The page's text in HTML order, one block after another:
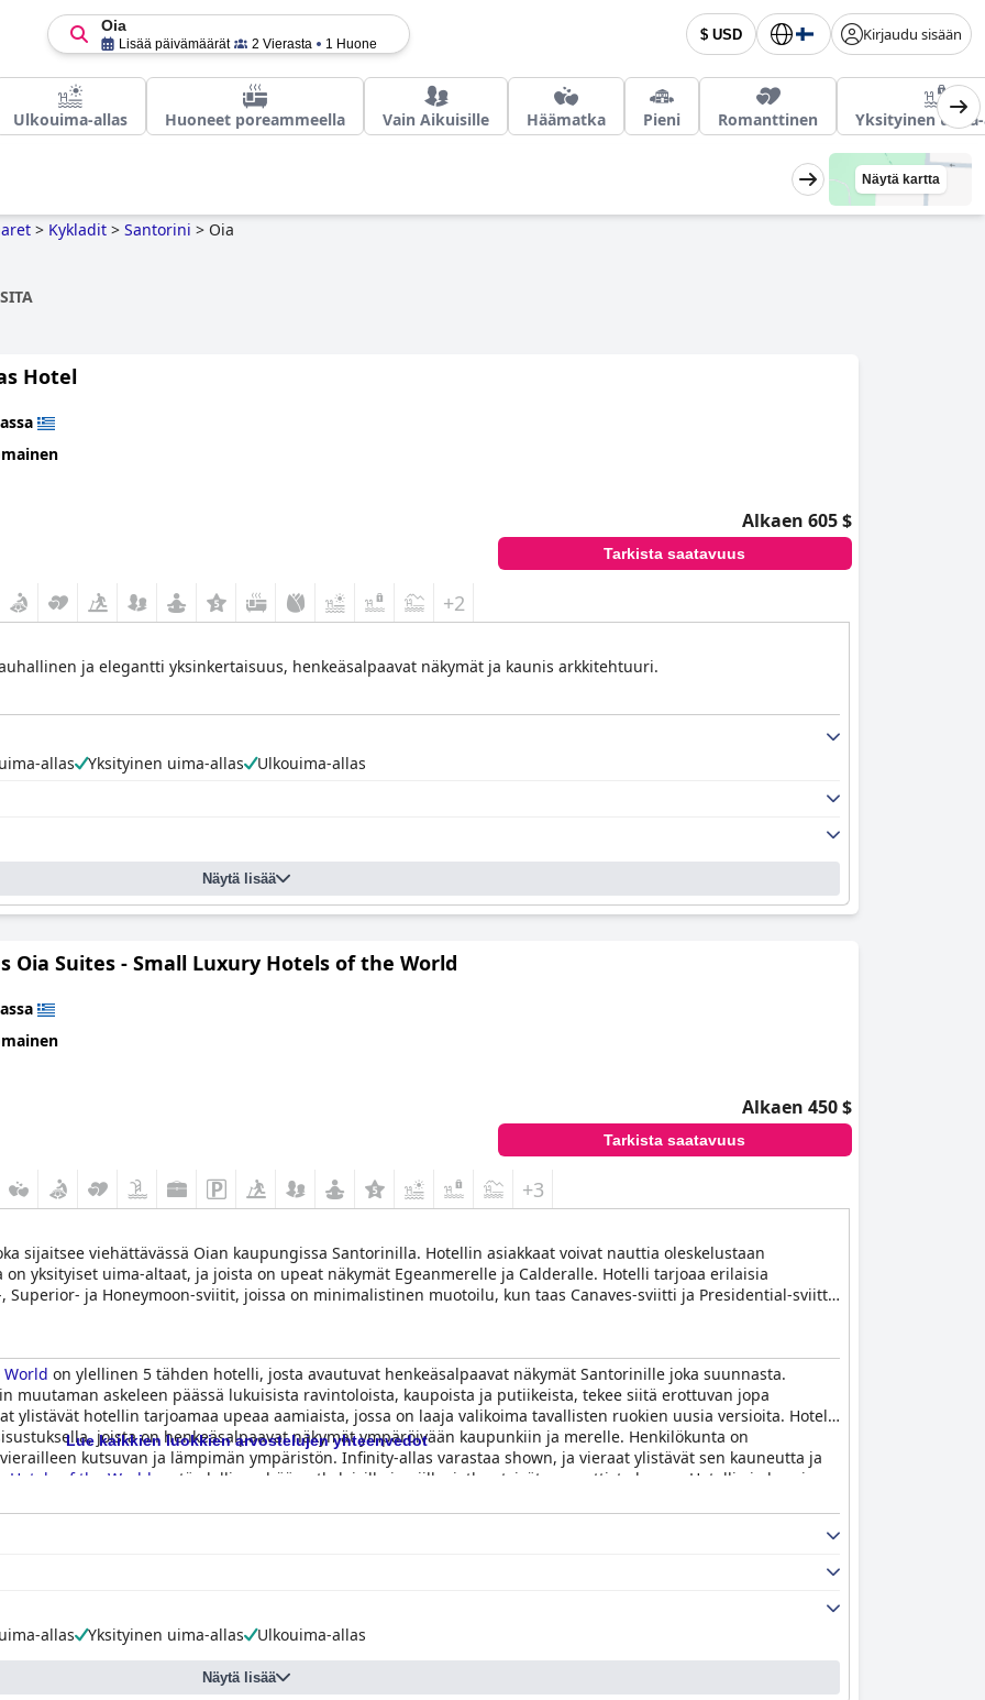
$ USD Kirjaudu sisään
Oia
Lisää päivämäärät 2 Vierasta 1 Huone
Ulkouima-allas Huoneet poreammeella Vain Aikuisille Häämatka Pieni Romanttinen Yksityinen
Näytä kartta
> Kykladit > Santorini > Oia
Hotel
Alkaen 605 $
Tarkista saatavuus
+2
ja elegantti yksinkertaisuus, henkeäsalpaavat näkymät ja kaunis arkkitehtuuri.
allas Yksityinen uima-allas
Ulkouima-allas
Näytä lisää
Oia Suites - Small Luxury Hotels of the World
Alkaen 450 $
Tarkista saatavuus
+3
sijaitsee viehättävässä Oian kaupungissa Santorinilla. Hotellin asiakkaat voivat nauttia oleskelustaan
yksityiset uima-altaat, ja joista on upeat näkymät Egeanmerelle ja Calderalle. Hotelli tarjoaa erilaisia
ja Honeymoon-sviitit, joissa on minimalistinen muotoilu, kun taas Canaves-sviitti ja Presidential-sviitti
yksityisiltä uima-altailtaan. Näiden ylellisten majoitustilojen lisäksi Canaves Oia Suites & Spa tarjoaa vieraille
ruokailukokemuksia upeissa paikoissa, romanttisia yksityisiä purjehdusretkiä ja jännittäviä seikkailuretkiä
myös osallistua autenttisiin aktiviteetteihin, kuten ruoanlaittokursseihin, viininmaisteluihin ja joogatunneille.
vieraille mukavan ja unohtumattoman oleskelun Santorinilla, mikä tekee siitä ylellisen kohteen hienolle
World on ylellinen 5 tähden hotelli, josta avautuvat henkeäsalpaavat näkymät Santorinille joka suunnasta.
muutaman askeleen päässä lukuisista ravintoloista, kaupoista ja putiikeista, tekee siitä erottuvan jopa
ylistävät hotellin tarjoamaa upeaa aamiaista, jossa on laaja valikoima tavallisten ruokien uusia versioita. Hotelli
joista on henkeäsalpaavat näkymät ympäröivään kaupunkiin ja merelle. Henkilökunta on
kutsuvan ja lämpimän ympäristön. Infinity-allas varastaa shown, ja vieraat ylistävät sen kauneutta ja
Hotels of the World on täydellinen häämatkalaisille ja niille, jotka etsivät romanttista lomaa. Hotelli ei ole vain
paitsi Oiassa, myös ympäri maailmaa.
Lue kaikkien luokkien arvostelujen yhteenvedot
allas Yksityinen uima-allas Ulkouima-allas
Näytä lisää